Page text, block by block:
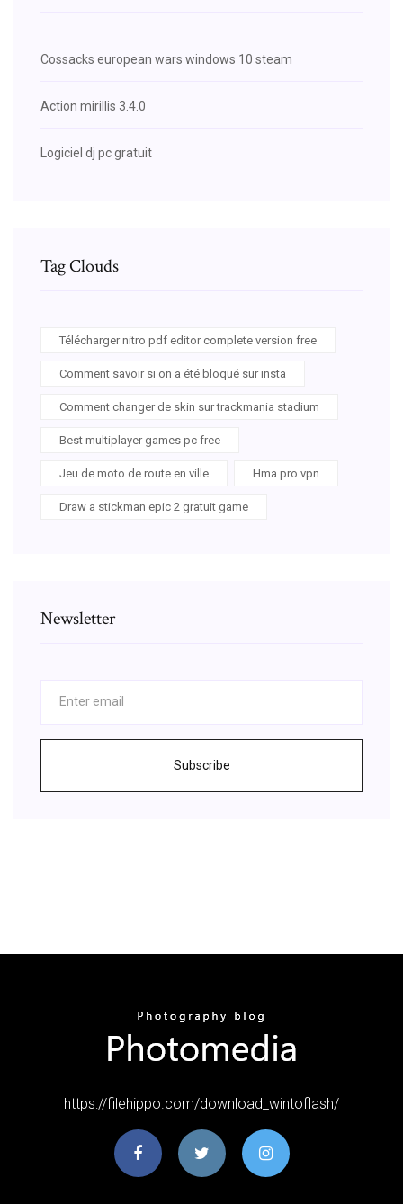
Cossacks european wars windows 10 steam
Action mirillis 3.4.0
Logiciel dj pc gratuit
Tag Clouds
Télécharger nitro pdf editor complete version free
Comment savoir si on a été bloqué sur insta
Comment changer de skin sur trackmania stadium
Best multiplayer games pc free
Jeu de moto de route en ville Hma pro vpn
Draw a stickman epic 2 gratuit game
Newsletter
Subscribe
https://filehippo.com/download_wintoflash/